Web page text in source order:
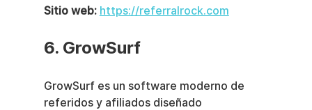
Sitio web: https://referralrock.com
6. GrowSurf
GrowSurf es un software moderno de
referidos y afiliados diseñado